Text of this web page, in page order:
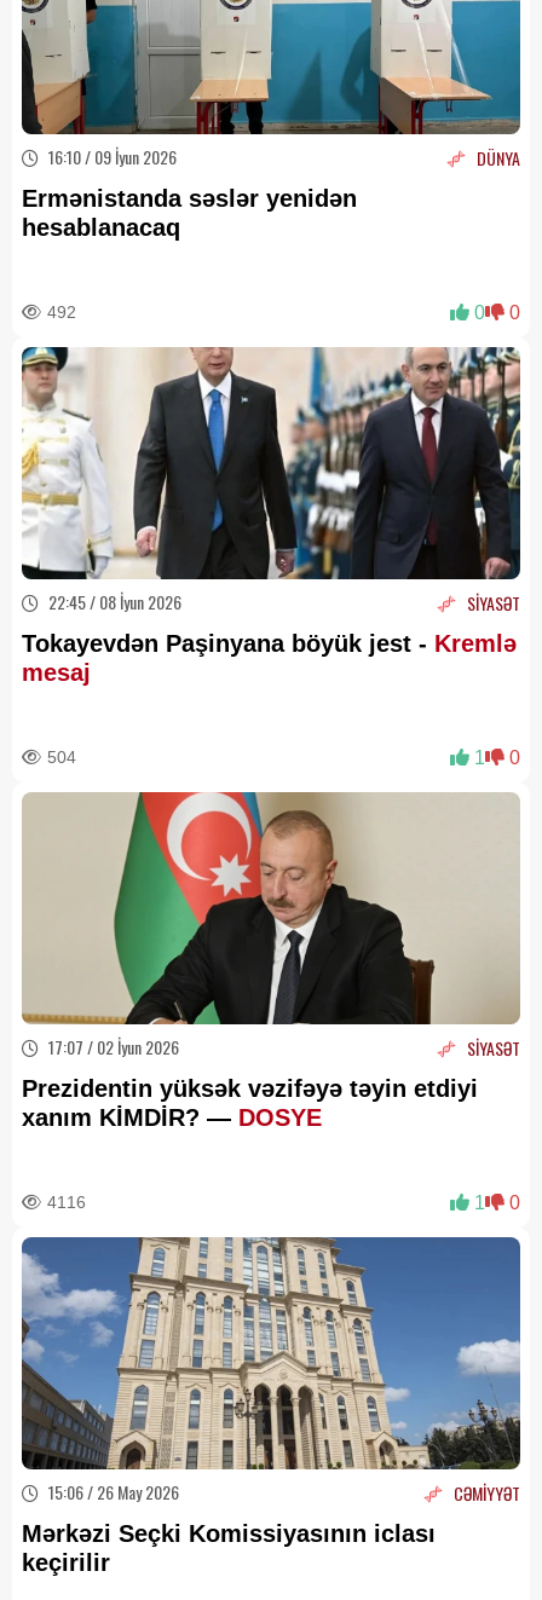
16:10 / 09 İyun 2026 DÜNYA
Ermənistanda səslər yenidən
hesablanacaq
492 0 0
22:45 / 08 İyun 2026 SİYASƏT
Tokayevdən Paşinyana böyük jest - Kremlə
mesaj
504 1 0
17:07 / 02 İyun 2026 SİYASƏT
Prezidentin yüksək vəzifəyə təyin etdiyi
xanım KİMDİR? — DOSYE
4116 1 0
15:06 / 26 May 2026 CƏMİYYƏT
Mərkəzi Seçki Komissiyasının iclası
keçirilir